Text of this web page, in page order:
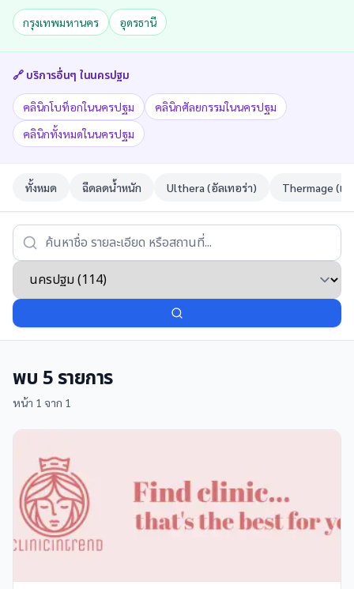
กรุงเทพมหานคร อุดรธานี
🔗 บริการอื่นๆ ในนครปฐม
คลินิกโบท็อกในนครปฐม
คลินิกศัลยกรรมในนครปฐม
คลินิกทั้งหมดในนครปฐม
ทั้งหมด ฉีดลดน้ำหนัก Ulthera (อัลเทอร่า) Thermage (เท
พบ 5รายการ
หน้า 1 จาก 1